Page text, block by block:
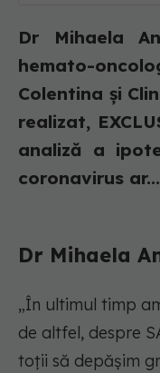
Dr Mihaela
hemato-
Colentina și
realizat,
analiză a
coronavirus ar...
Dr Mihaela
„În ultimul timp
de altfel, despre
toții să depășim